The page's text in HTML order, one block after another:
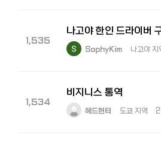
1,535
나고야 한인 드라이버
SophyKim 나고야 지
1,534
비지니스 통역
헤드헌터 도쿄 지역